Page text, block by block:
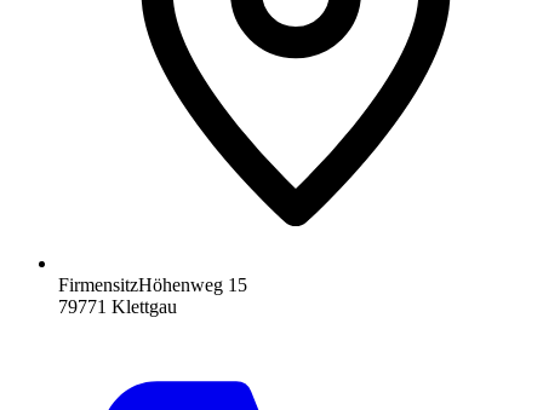
FirmensitzHöhenweg 15
79771 Klettgau